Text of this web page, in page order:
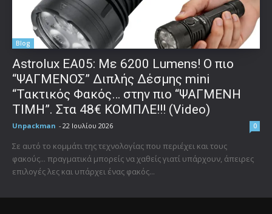
Blog
Astrolux ΕΑ05: Με 6200 Lumens! Ο πιο
“ΨΑΓΜΕΝΟΣ” Διπλής Δέσμης mini
“Τακτικός Φακός… στην πιο “ΨΑΓΜΕΝΗ
ΤΙΜΗ”. Στα 48€ ΚΟΜΠΛΕ!!! (Video)
Unpackman - 22 Ιουλίου 2026 0
Σε αυτό το κομμάτι της τεχνολογίας που περιέχει και τους
φακούς... πραγματικά μπορείς να χαθείς γιατί υπάρχουν, άπειρες
επιλογές λες και υπάρχει ένας φακός...